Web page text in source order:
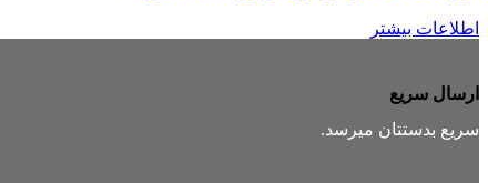
اطلاعات بیشتر
ارسال سریع
سریع بدستتان میرسد.